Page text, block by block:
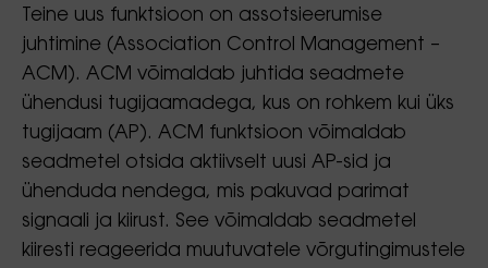
Teine uus funktsioon on assotsieerumise
juhtimine (Association Control Management –
ACM). ACM võimaldab juhtida seadmete
ühendusi tugijaamadega, kus on rohkem kui üks
tugijaam (AP). ACM funktsioon võimaldab
seadmetel otsida aktiivselt uusi AP-sid ja
ühenduda nendega, mis pakuvad parimat
signaali ja kiirust. See võimaldab seadmetel
kiiresti reageerida muutuvatele võrgutingimustele